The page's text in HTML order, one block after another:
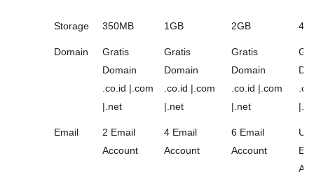
Storage 350MB 1GB 2GB
Domain
Gratis
Domain
.co.id |.com
|.net
Gratis
Domain
.co.id |.com
|.net
Gratis
Domain
.co.id |.com
|.net
Email
2 Email
Account
4 Email
Account
6 Email
Account